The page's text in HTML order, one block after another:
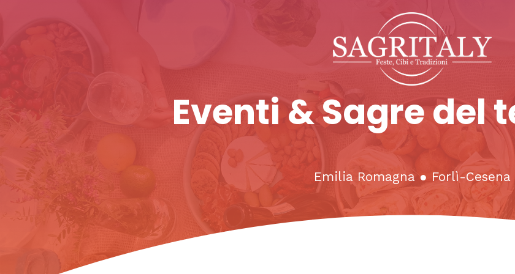
Eventi & Sagre del
Emilia Romagna ● Forlì-Cesena